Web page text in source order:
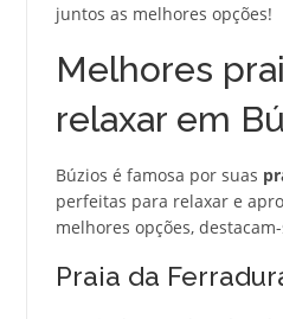
juntos as melhores opções!
Melhores
relaxar em
Búzios é famosa por suas
perfeitas para relaxar e
melhores opções,
Praia da